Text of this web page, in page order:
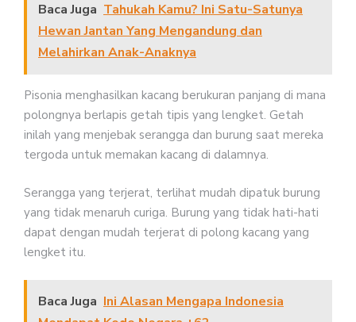
Baca Juga Tahukah Kamu? Ini Satu-Satunya
Hewan Jantan Yang Mengandung dan
Melahirkan Anak-Anaknya
Pisonia menghasilkan kacang berukuran panjang di mana
polongnya berlapis getah tipis yang lengket. Getah
inilah yang menjebak serangga dan burung saat mereka
tergoda untuk memakan kacang di dalamnya.
Serangga yang terjerat, terlihat mudah dipatuk burung
yang tidak menaruh curiga. Burung yang tidak hati-hati
dapat dengan mudah terjerat di polong kacang yang
lengket itu.
Baca Juga Ini Alasan Mengapa Indonesia